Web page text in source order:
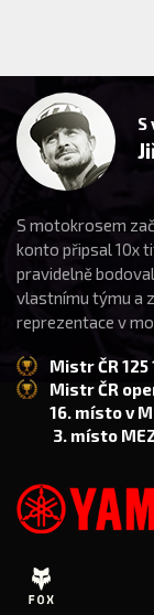
S
S motokrosem
konto připsal 10x
pravidelně
vlastnímu týmu a
reprezentace v
Mistr ČR 125
Mistr ČR
16. místo v
3. místo